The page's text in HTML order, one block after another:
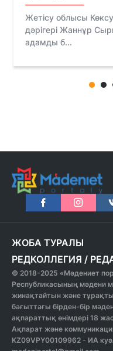
Жетісу облысы
дәрігері Жаннұр
адамды б...
ЖОБА ТУРАЛЫ
РЕДКОЛЛЕГИЯ /
© 2018-2025 «Мәдениет
Республикасының мәдени
жинақтайтын және
бағыттағы бірден-бір
ақпараттық өнімдері 18
Ақпарат және
KZ09VPY00109962 - ИА